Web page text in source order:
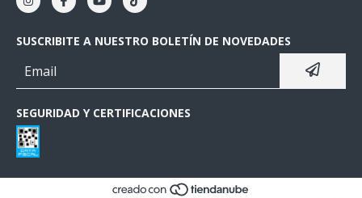
SUSCRIBITE A NUESTRO BOLETÍN DE NOVEDADES
SEGURIDAD Y CERTIFICACIONES